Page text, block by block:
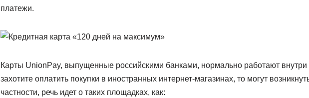
платежи.
Карты UnionPay, выпущенные российскими банками, нормально работают
захотите оплатить покупки в иностранных интернет-магазинах, то могут
частности, речь идет о таких площадках, как: